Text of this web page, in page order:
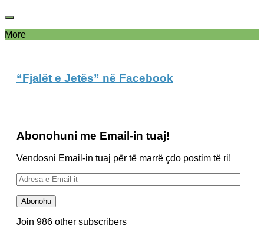
More
“Fjalët e Jetës” në Facebook
Abonohuni me Email-in tuaj!
Vendosni Email-in tuaj për të marrë çdo postim të ri!
Adresa
e
Email-
it
Abonohu
Join 986 other subscribers